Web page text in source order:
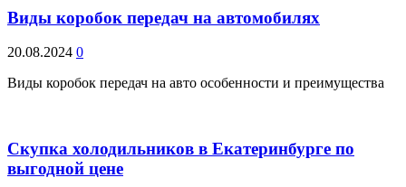
Виды коробок передач на автомобилях
20.08.2024 0
Виды коробок передач на авто особенности и преимущества
Скупка холодильников в Екатеринбурге по
выгодной цене